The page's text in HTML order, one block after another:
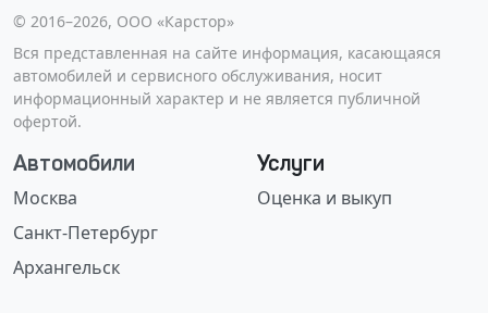
©️ 2016–2026, ООО «Карстор»
Вся представленная на сайте информация, касающаяся
автомобилей и сервисного обслуживания, носит
информационный характер и не является публичной
офертой.
Автомобили
Москва
Санкт-Петербург
Архангельск
Услуги
Оценка и выкуп